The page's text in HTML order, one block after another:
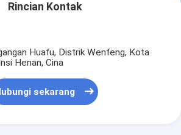
Rincian Kontak
Huafu, Distrik Wenfeng, Kota
Henan, Cina
sekarang